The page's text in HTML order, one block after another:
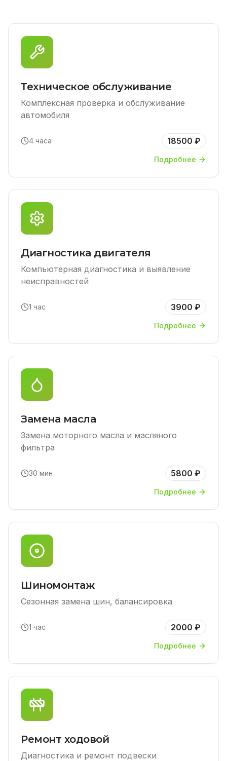
Техническое обслуживание
Комплексная проверка и обслуживание
автомобиля
4 часа 18500 ₽
Подробнее
Диагностика двигателя
Компьютерная диагностика и выявление
неисправностей
1 час 3900 ₽
Подробнее
Замена масла
Замена моторного масла и масляного
фильтра
30 мин 5800 ₽
Подробнее
Шиномонтаж
Сезонная замена шин, балансировка
1 час 2000 ₽
Подробнее
Ремонт ходовой
Диагностика и ремонт подвески